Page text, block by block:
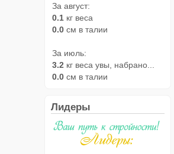
За август:
0.1 кг веса
0.0 см в талии
За июль:
3.2 кг веса увы, набрано...
0.0 см в талии
Лидеры